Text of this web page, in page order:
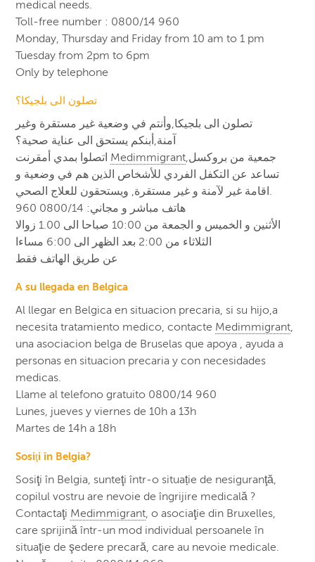
medical needs.
Toll-free number : 0800/14 960
Monday, Thursday and Friday from 10 am to 1 pm
Tuesday from 2pm to 6pm
Only by telephone
تصلون الى بلجيكا؟
تصلون الى بلجيكا,وأنتم في وضعية غير مستقرة وغير
آمنة,أبنكم يستحق الى عناية صحية؟
Medimmigrant,جمعية من بروكسل
تساعد عن التكفل الفردي للأشخاص الذين هم في وضعية و
اقامة غير لآمنة و غير مستقرة, ويستحقون للعلاج الصحي.
هاتف مباشر و مجاني: 0800/14 960
الأثنين و الخميس و الجمعة من 10:00 صباحا الى 1.00 زوالا
الثلاثاء من 2:00 بعد الظهر الى 6:00 مساءا
عن طريق الهاتف فقط
A su llegada en Belgica
Al llegar en Belgica en situacion precaria, si su hijo,a
necesita tratamiento medico, contacte Medimmigrant,
una asociacion belga de Bruselas que apoya , ayuda a
personas en situacion precaria y con necesidades
medicas.
Llame al telefono gratuito 0800/14 960
Lunes, jueves y viernes de 10h a 13h
Martes de 14h a 18h
Sosiţi în Belgia?
Sosiţi în Belgia, sunteţi într-o situație de nesiguranţă,
copilul vostru are nevoie de îngrijire medicală ?
Contactaţi Medimmigrant, o asociaţie din Bruxelles,
care sprijină într-un mod individual persoanele în
situaţie de şedere precară, care au nevoie medicale.